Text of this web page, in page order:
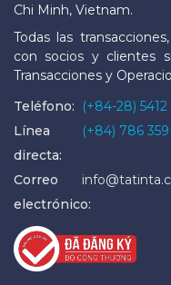
Chi Minh, Vietnam.
Todas las
con socios y clientes
Transacciones y
Teléfono:
(+84-28) 5412
Línea
directa:
(+84) 786
Correo
electrónico: